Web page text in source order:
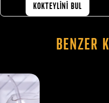
KOKTEYLİNİ BUL
Benzer